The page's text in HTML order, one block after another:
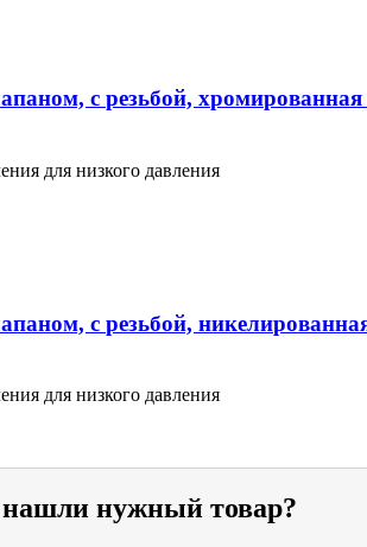
с резьбой, хромированная
для низкого давления
с резьбой,
для низкого давления
нужный товар?